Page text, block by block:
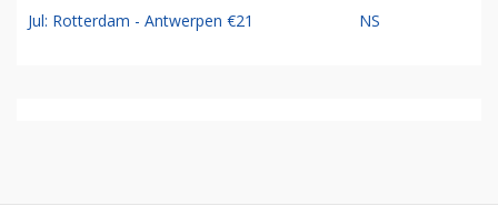
Jul: Rotterdam - Antwerpen €21 NS